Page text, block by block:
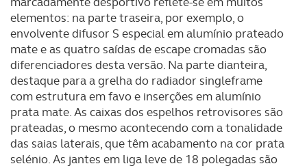
elementos: na parte traseira, por exemplo, o
envolvente difusor S especial em alumínio prateado
mate e as quatro saídas de escape cromadas são
diferenciadores desta versão. Na parte dianteira,
destaque para a grelha do radiador singleframe
com estrutura em favo e inserções em alumínio
prata mate. As caixas dos espelhos retrovisores são
prateadas, o mesmo acontecendo com a tonalidade
das saias laterais, que têm acabamento na cor prata
selénio. As jantes em liga leve de 18 polegadas são